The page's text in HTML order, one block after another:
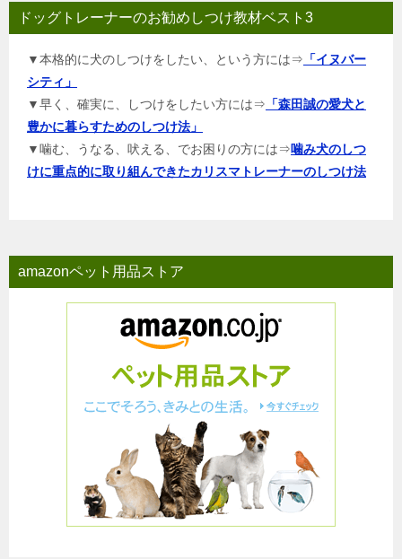
ドッグトレーナーのお勧めしつけ教材ベスト3
▼本格的に犬のしつけをしたい、という方には⇒ 「イヌバー
シティ」
▼早く、確実に、しつけをしたい方には⇒ 「森田誠の愛犬と
豊かに暮らすためのしつけ法」
▼噛む、うなる、吠える、でお困りの方には⇒噛み犬のしつ
けに重点的に取り組んできたカリスマトレーナーのしつけ法
amazonペット用品ストア